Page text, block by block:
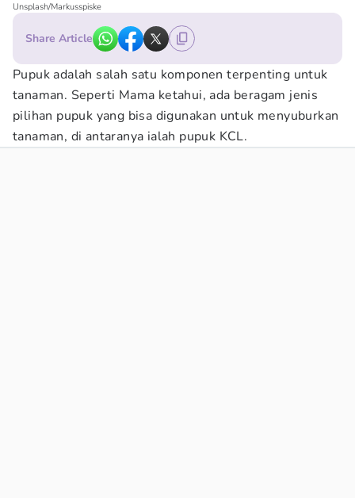
Unsplash/Markusspiske
Share Article
Pupuk adalah salah satu komponen terpenting untuk
tanaman. Seperti Mama ketahui, ada beragam jenis
pilihan pupuk yang bisa digunakan untuk menyuburkan
tanaman, di antaranya ialah pupuk KCL.